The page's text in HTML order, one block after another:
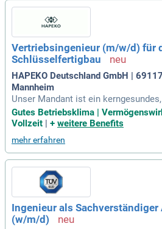
Vertriebsingenieur (m/w/d) für
Schlüsselfertigbau
HAPEKO Deutschland GmbH |
Mannheim
Unser Mandant ist ein
bauunternehmen und realisiert
olle Stahlbauprojekte für Kunden aus
wie Sonderkonstruktionen
Gutes Betriebsklima |
Vollzeit | + weitere Benefits
mehr erfahren
Ingenieur als
(w/m/d)